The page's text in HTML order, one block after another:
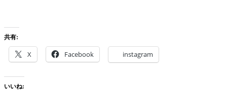
共有:
X Facebook instagram
いいね: